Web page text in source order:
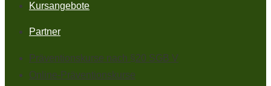
Kursangebote
Partner
Präventionskurse nach §20 SGB V
Online-Präventionskurse